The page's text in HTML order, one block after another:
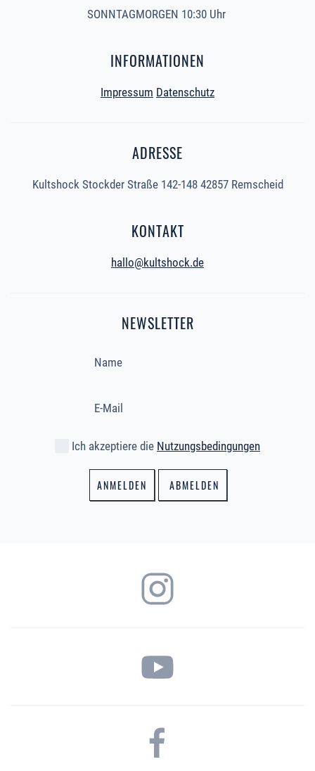
SONNTAGMORGEN 10:30 Uhr
INFORMATIONEN
Impressum Datenschutz
ADRESSE
Kultshock Stockder Straße 142-148 42857 Remscheid
KONTAKT
hallo@kultshock.de
NEWSLETTER
Ich akzeptiere die Nutzungsbedingungen